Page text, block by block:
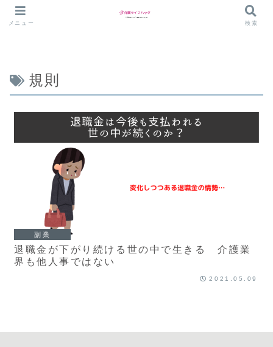
規則
副業
退職金が下がり続ける世の中で生きる 介護業
界も他人事ではない
2021.05.09
メニュー 検索